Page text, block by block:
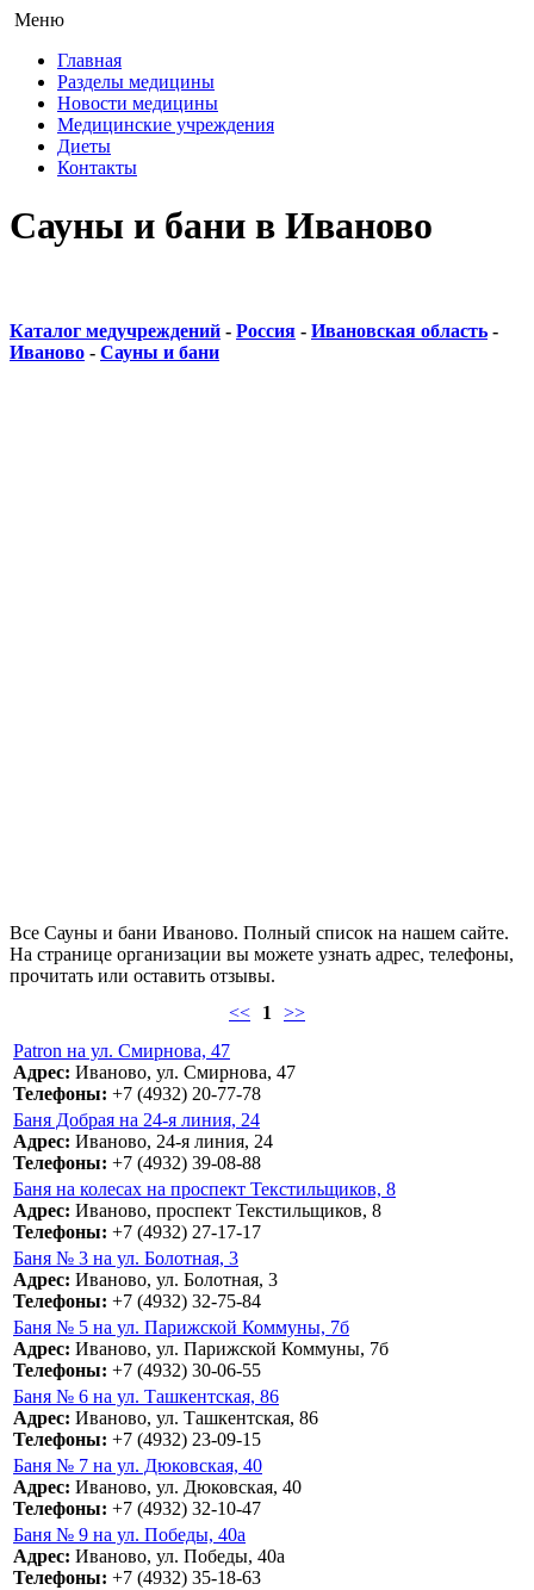
Меню
Главная
Разделы медицины
Новости медицины
Медицинские учреждения
Диеты
Контакты
Сауны и бани в Иваново
Каталог медучреждений - Россия - Ивановская область -
Иваново - Сауны и бани
Все Сауны и бани Иваново. Полный список на нашем сайте.
На странице организации вы можете узнать адрес, телефоны,
прочитать или оставить отзывы.
<<
1 >>
Patron на ул. Смирнова, 47
Адрес: Иваново, ул. Смирнова, 47
Телефоны: +7 (4932) 20-77-78
Баня Добрая на 24-я линия, 24
Адрес: Иваново, 24-я линия, 24
Телефоны: +7 (4932) 39-08-88
Баня на колесах на проспект Текстильщиков, 8
Адрес: Иваново, проспект Текстильщиков, 8
Телефоны: +7 (4932) 27-17-17
Баня № 3 на ул. Болотная, 3
Адрес: Иваново, ул. Болотная, 3
Телефоны: +7 (4932) 32-75-84
Баня № 5 на ул. Парижской Коммуны, 7б
Адрес: Иваново, ул. Парижской Коммуны, 7б
Телефоны: +7 (4932) 30-06-55
Баня № 6 на ул. Ташкентская, 86
Адрес: Иваново, ул. Ташкентская, 86
Телефоны: +7 (4932) 23-09-15
Баня № 7 на ул. Дюковская, 40
Адрес: Иваново, ул. Дюковская, 40
Телефоны: +7 (4932) 32-10-47
Баня № 9 на ул. Победы, 40а
Адрес: Иваново, ул. Победы, 40а
Телефоны: +7 (4932) 35-18-63